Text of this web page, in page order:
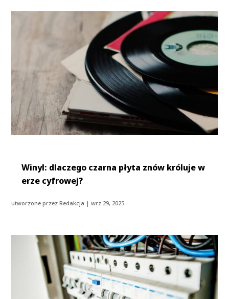
Winyl: dlaczego czarna płyta znów króluje w
erze cyfrowej?
utworzone przezRedakcja |wrz 29, 2025